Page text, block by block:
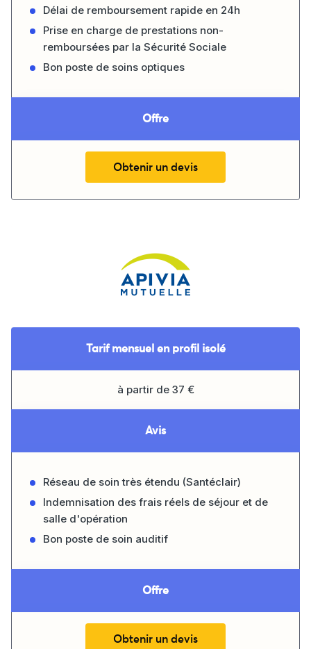
Délai de remboursement rapide en 24h
Prise en charge de prestations non-
remboursées par la Sécurité Sociale
Bon poste de soins optiques
Offre
Obtenir un devis
Tarif mensuel en profil isolé
à partir de 37 €
Avis
Réseau de soin très étendu (Santéclair)
Indemnisation des frais réels de séjour et de
salle d'opération
Bon poste de soin auditif
Offre
Obtenir un devis